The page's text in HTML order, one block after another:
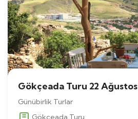
Gökçeada Turu 22 Ağustos
Günübirlik Turlar
Gökçeada Turu